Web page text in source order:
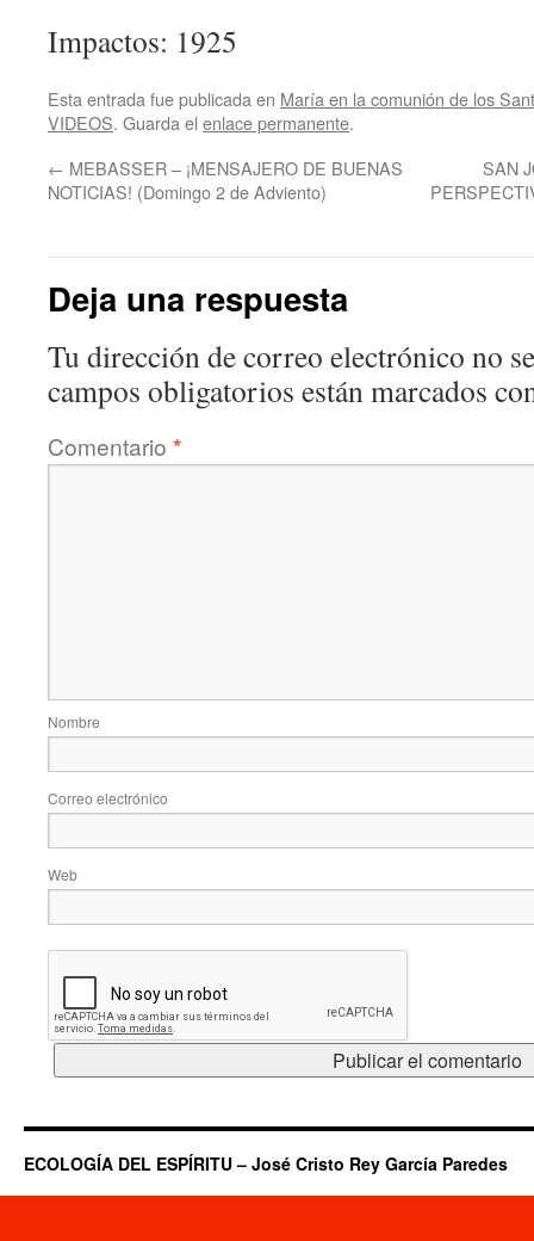
Impactos: 1925
Esta entrada fue publicada en María en la comunión de los
VIDEOS. Guarda el enlace permanente.
← MEBASSER – ¡MENSAJERO DE BUENAS
NOTICIAS! (Domingo 2 de Adviento)
SAN
Deja una respuesta
Tu dirección de correo electrónico no
campos obligatorios están marcados
Comentario *
Nombre
Correo electrónico
Web
ECOLOGÍA DEL ESPÍRITU – José Cristo Rey García Paredes